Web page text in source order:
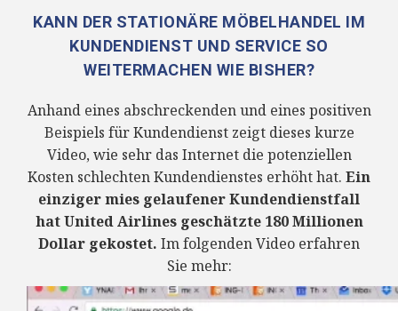
KANN DER STATIONÄRE MÖBELHANDEL IM
KUNDENDIENST UND SERVICE SO
WEITERMACHEN WIE BISHER?
Anhand eines abschreckenden und eines positiven
Beispiels für Kundendienst zeigt dieses kurze
Video, wie sehr das Internet die potenziellen
Kosten schlechten Kundendienstes erhöht hat. Ein
einziger mies gelaufener Kundendienstfall
hat United Airlines geschätzte 180 Millionen
Dollar gekostet. Im folgenden Video erfahren
Sie mehr: